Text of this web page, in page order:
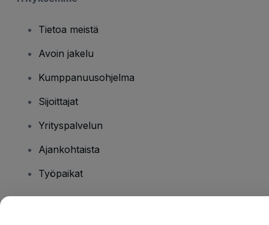
Tietoa meistä
Avoin jakelu
Kumppanuusohjelma
Sijoittajat
Yrityspalvelun
Ajankohtaista
Työpaikat